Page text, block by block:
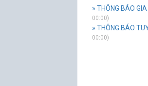
» THÔNG BÁO
00:00)
» THÔNG BÁO
00:00)